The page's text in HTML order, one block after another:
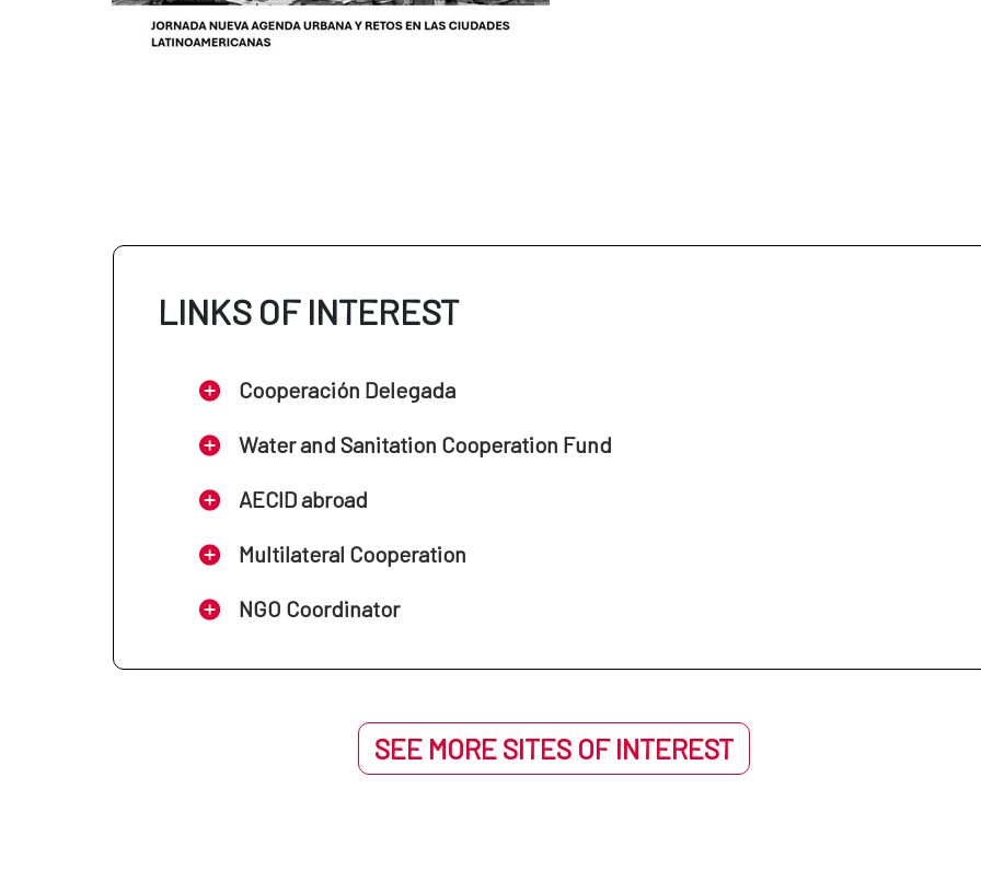
LINKS OF INTEREST
Cooperación Delegada
Water and Sanitation Cooperation Fund
AECID abroad
Multilateral Cooperation
NGO Coordinator
SEE MORE SITES OF INTEREST